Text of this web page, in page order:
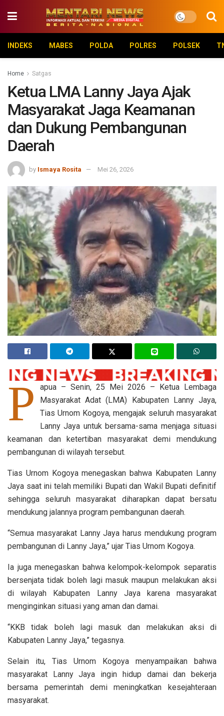
INDEKS MABES POLDA POLRES POLSEK
Home Satgas
Ketua LMA Lanny Jaya Ajak
Masyarakat Jaga Keamanan
dan Dukung Pembangunan
Daerah
by Ismaya Rosita Mei 26, 2026
P
apua – Senin, 25 Mei 2026 – Ketua Lembaga
Masyarakat Adat (LMA) Kabupaten Lanny Jaya,
Tias Urnom Kogoya, mengajak seluruh masyarakat
Lanny Jaya untuk bersama-sama menjaga situasi
keamanan dan ketertiban masyarakat demi mendukung
pembangunan di wilayah tersebut.
Tias Urnom Kogoya menegaskan bahwa Kabupaten Lanny
Jaya saat ini telah memiliki Bupati dan Wakil Bupati definitif
sehingga seluruh masyarakat diharapkan dapat bersatu
mendukung jalannya program pembangunan daerah.
“Semua masyarakat Lanny Jaya harus mendukung program
pembangunan di Lanny Jaya,” ujar Tias Urnom Kogoya.
Ia juga menegaskan bahwa kelompok-kelompok separatis
bersenjata tidak boleh lagi masuk maupun melakukan aksi
di wilayah Kabupaten Lanny Jaya karena masyarakat
menginginkan situasi yang aman dan damai.
“KKB tidak boleh lagi masuk dan melakukan aksi di
Kabupaten Lanny Jaya,” tegasnya.
Selain itu, Tias Urnom Kogoya menyampaikan bahwa
masyarakat Lanny Jaya ingin hidup damai dan bekerja
bersama pemerintah demi meningkatkan kesejahteraan
masyarakat.